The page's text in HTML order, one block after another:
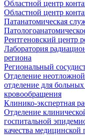
Областной центр
Областной центр
Патанатомическая
Рентгеновский центр
Лаборатория
региона
Региональный
Отделение
отделение для
кровообращения
Клинико-экспертная
Отделение
госпитальной
качества